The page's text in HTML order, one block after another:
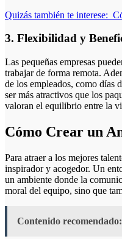
Quizás también te interese:
3. Flexibilidad y
Las pequeñas empresas
trabajar de forma remota.
de los empleados, como días
ser más atractivos que los
valoran el equilibrio entre la
Cómo Crear un
Para atraer a los mejores
inspirador y acogedor. Un
un ambiente donde la
moral del equipo, sino que
Contenido recomendado: